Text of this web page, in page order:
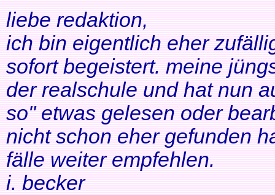
liebe redaktion,
ich bin eigentlich eher
sofort begeistert. meine
der realschule und hat nun
so" etwas gelesen oder
nicht schon eher gefunden
fälle weiter empfehlen.
i. becker